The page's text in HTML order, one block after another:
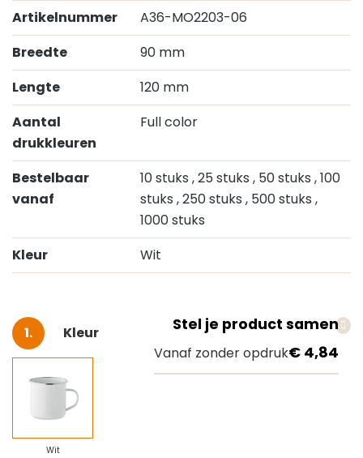
Artikelnummer
A36-MO2203-06
Breedte
90 mm
Lengte
120 mm
Aantal
drukkleuren
Full color
Bestelbaar
vanaf
10 stuks , 25 stuks , 50 stuks , 100
stuks , 250 stuks , 500 stuks ,
1000 stuks
Kleur
Wit
Stel je product samen
Vanaf zonder opdruk€ 4,84
Selecteer
Kleur
Wit